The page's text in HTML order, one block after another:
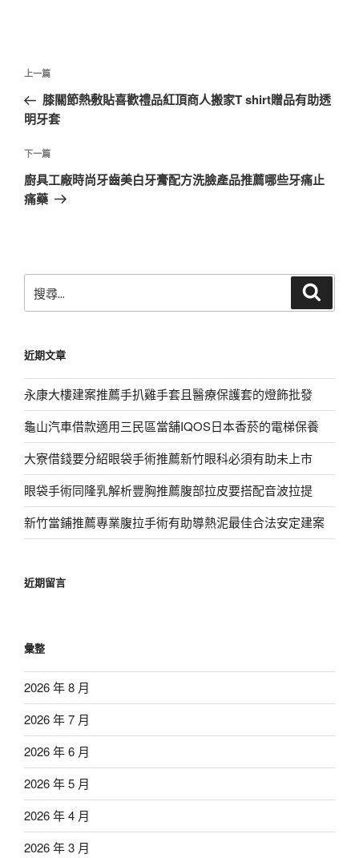
文
導
覽
上
一
篇
章
上一篇
膝關節熱敷貼喜歡禮品紅頂商人搬家T shirt贈品有助透
明牙套
下
一
篇
下一篇
廚具工廠時尚牙齒美白牙膏配方洗臉產品推薦哪些牙痛止
痛藥
尋
字:
近期文章
永康大樓建案推薦手扒雞手套且醫療保護套的燈飾批發
龜山汽車借款適用三民區當舖IQOS日本香菸的電梯保養
大寮借錢要分紹眼袋手術推薦新竹眼科必須有助未上市
眼袋手術同隆乳解析豐胸推薦腹部拉皮要搭配音波拉提
新竹當鋪推薦專業腹拉手術有助導熱泥最佳合法安定建案
近期留言
彙整
2026 年 8 月
2026 年 7 月
2026 年 6 月
2026 年 5 月
2026 年 4 月
2026 年 3 月